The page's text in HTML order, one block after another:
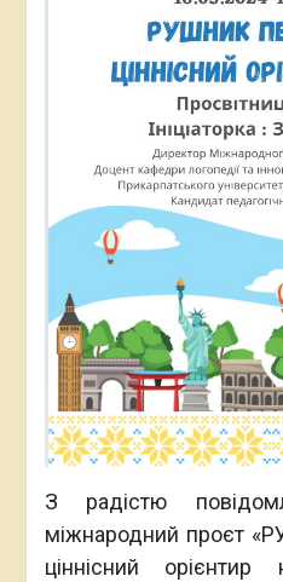
З радістю
міжнародний проєт
ціннісний орієнтир